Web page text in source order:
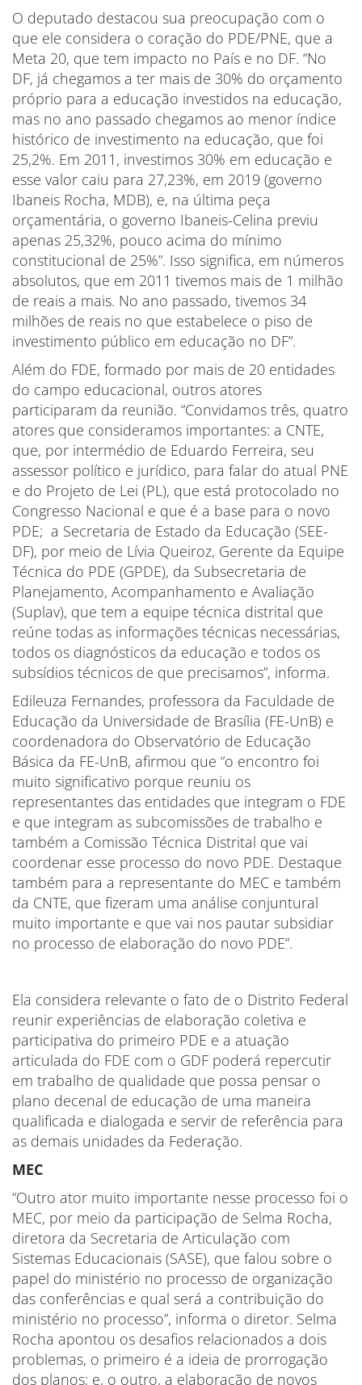
O deputado destacou sua preocupação com o
que ele considera o coração do PDE/PNE, que a
Meta 20, que tem impacto no País e no DF. “No
DF, já chegamos a ter mais de 30% do orçamento
próprio para a educação investidos na educação,
mas no ano passado chegamos ao menor índice
histórico de investimento na educação, que foi
25,2%. Em 2011, investimos 30% em educação e
esse valor caiu para 27,23%, em 2019 (governo
Ibaneis Rocha, MDB), e, na última peça
orçamentária, o governo Ibaneis-Celina previu
apenas 25,32%, pouco acima do mínimo
constitucional de 25%”. Isso significa, em números
absolutos, que em 2011 tivemos mais de 1 milhão
de reais a mais. No ano passado, tivemos 34
milhões de reais no que estabelece o piso de
investimento público em educação no DF”.
Além do FDE, formado por mais de 20 entidades
do campo educacional, outros atores
participaram da reunião. “Convidamos três, quatro
atores que consideramos importantes: a CNTE,
que, por intermédio de Eduardo Ferreira, seu
assessor político e jurídico, para falar do atual PNE
e do Projeto de Lei (PL), que está protocolado no
Congresso Nacional e que é a base para o novo
PDE; a Secretaria de Estado da Educação (SEE-
DF), por meio de Lívia Queiroz, Gerente da Equipe
Técnica do PDE (GPDE), da Subsecretaria de
Planejamento, Acompanhamento e Avaliação
(Suplav), que tem a equipe técnica distrital que
reúne todas as informações técnicas necessárias,
todos os diagnósticos da educação e todos os
subsídios técnicos de que precisamos”, informa.
Edileuza Fernandes, professora da Faculdade de
Educação da Universidade de Brasília (FE-UnB) e
coordenadora do Observatório de Educação
Básica da FE-UnB, afirmou que “o encontro foi
muito significativo porque reuniu os
representantes das entidades que integram o FDE
e que integram as subcomissões de trabalho e
também a Comissão Técnica Distrital que vai
coordenar esse processo do novo PDE. Destaque
também para a representante do MEC e também
da CNTE, que fizeram uma análise conjuntural
muito importante e que vai nos pautar subsidiar
no processo de elaboração do novo PDE”.
Ela considera relevante o fato de o Distrito Federal
reunir experiências de elaboração coletiva e
participativa do primeiro PDE e a atuação
articulada do FDE com o GDF poderá repercutir
em trabalho de qualidade que possa pensar o
plano decenal de educação de uma maneira
qualificada e dialogada e servir de referência para
as demais unidades da Federação.
MEC
“Outro ator muito importante nesse processo foi o
MEC, por meio da participação de Selma Rocha,
diretora da Secretaria de Articulação com
Sistemas Educacionais (SASE), que falou sobre o
papel do ministério no processo de organização
das conferências e qual será a contribuição do
ministério no processo”, informa o diretor. Selma
Rocha apontou os desafios relacionados a dois
problemas, o primeiro é a ideia de prorrogação
dos planos; e, o outro, a elaboração de novos